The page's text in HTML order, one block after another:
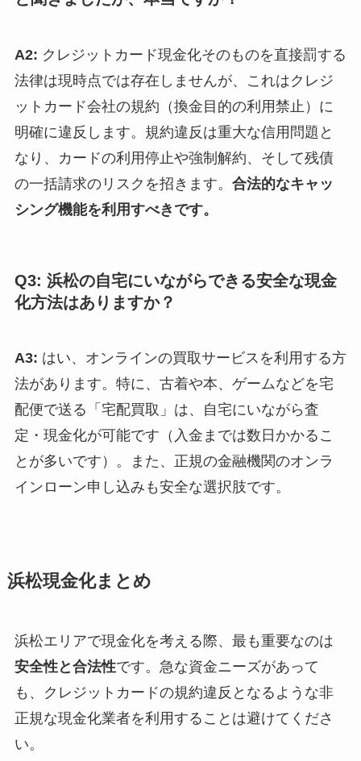
A2: クレジットカード現金化そのものを直接罰する
法律は現時点では存在しませんが、これはクレジ
ットカード会社の規約（換金目的の利用禁止）に
明確に違反します。規約違反は重大な信用問題と
なり、カードの利用停止や強制解約、そして残債
の一括請求のリスクを招きます。 合法的なキャッ
シング機能を利用すべきです。
Q3: 浜松の自宅にいながらできる安全な現金
化方法はありますか？
A3: はい、オンラインの買取サービスを利用する方
法があります。特に、古着や本、ゲームなどを宅
配便で送る「宅配買取」は、自宅にいながら査
定・現金化が可能です（入金までは数日かかるこ
とが多いです）。また、正規の金融機関のオンラ
インローン申し込みも安全な選択肢です。
浜松現金化まとめ
浜松エリアで現金化を考える際、最も重要なのは
安全性と合法性です。急な資金ニーズがあって
も、クレジットカードの規約違反となるような非
正規な現金化業者を利用することは避けてくださ
い。